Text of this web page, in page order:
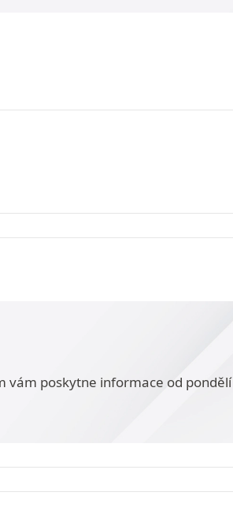
vám poskytne informace od pondělí